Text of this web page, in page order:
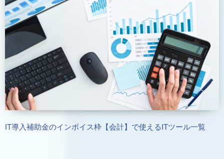
IT導入補助金のインボイス枠【会計】で使えるITツール一覧